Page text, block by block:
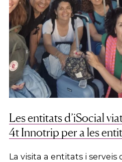
Les entitats d’iSocial
4t Innotrip per a les
La visita a entitats i